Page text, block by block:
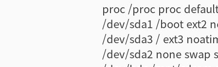
proc /proc proc
/dev/sda1 /boot ext2
/dev/sda3 / ext3
/dev/sda2 none swap